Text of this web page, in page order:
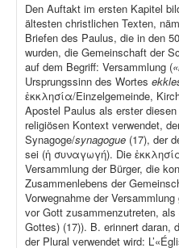
Den Auftakt im ersten Kapitel
ältesten christlichen Texten,
Briefen des Paulus, die in den
wurden, die Gemeinschaft der
auf dem Begriff: Versammlung (
Ursprungssinn des Wortes
ἐκκλησία/Einzelgemeinde,
Apostel Paulus als erster
religiösen Kontext verwendet,
Synagoge/synagogue (17), der
sei (ἡ συναγωγή). Die
Versammlung der Bürger, die
Zusammenlebens der
Vorwegnahme der
vor Gott zusammenzutreten, als
Gottes) (17)). B. erinnert daran,
der Plural verwendet wird: